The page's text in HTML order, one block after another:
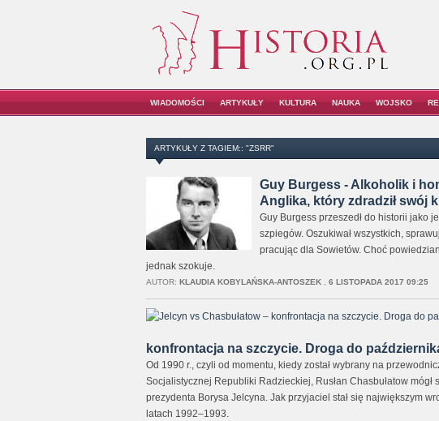
WIADOMOŚCI ARTYKUŁY KULTURA NAUKA WOJSKO
ARTYKUŁY Z TAGIEM:: "ZSRR"
Guy Burgess - Alkoholik i
Anglika, który zdradził swój
Guy Burgess przeszedł do historii jako
szpiegów. Oszukiwał wszystkich,
pracując dla Sowietów. Choć
jednak szokuje.
AUTOR: KLAUDIA KOBYLAŃSKA-ANTOSZEK, 6 LISTOPADA 2017 09:25
konfrontacja na szczycie. Droga do
Od 1990 r., czyli od momentu, kiedy został wybrany na
Socjalistycznej Republiki Radzieckiej, Rusłan Chasbułatow
prezydenta Borysa Jelcyna. Jak przyjaciel stał się największym
latach 1992–1993.